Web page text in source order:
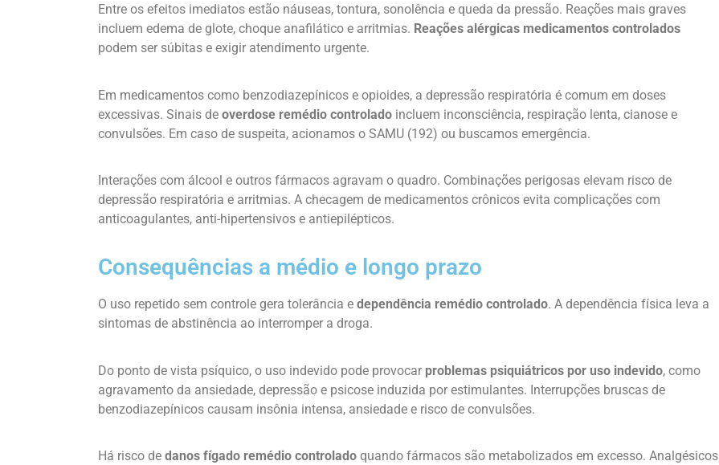
Entre os efeitos imediatos estão náuseas, tontura, sonolência e queda da pressão. Reações mais graves
incluem edema de glote, choque anafilático e arritmias. Reações alérgicas medicamentos controlados
podem ser súbitas e exigir atendimento urgente.
Em medicamentos como benzodiazepínicos e opioides, a depressão respiratória é comum em doses
excessivas. Sinais de overdose remédio controlado incluem inconsciência, respiração lenta, cianose e
convulsões. Em caso de suspeita, acionamos o SAMU (192) ou buscamos emergência.
Interações com álcool e outros fármacos agravam o quadro. Combinações perigosas elevam risco de
depressão respiratória e arritmias. A checagem de medicamentos crônicos evita complicações com
anticoagulantes, anti-hipertensivos e antiepilépticos.
Consequências a médio e longo prazo
O uso repetido sem controle gera tolerância e dependência remédio controlado. A dependência física leva a
sintomas de abstinência ao interromper a droga.
Do ponto de vista psíquico, o uso indevido pode provocar problemas psiquiátricos por uso indevido, como
agravamento da ansiedade, depressão e psicose induzida por estimulantes. Interrupções bruscas de
benzodiazepínicos causam insônia intensa, ansiedade e risco de convulsões.
Há risco de danos fígado remédio controlado quando fármacos são metabolizados em excesso. Analgésicos